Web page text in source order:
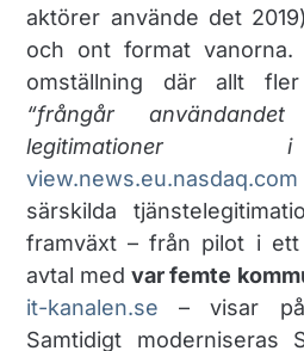
aktörer använde det 2019)​
och ont format
omställning där allt
“frångår
legitimationer
view.news.eu.nasdaq.com
särskilda
framväxt – från pilot i
avtal medvar femte
it-kanalen.se – visar
Samtidigt moderniseras